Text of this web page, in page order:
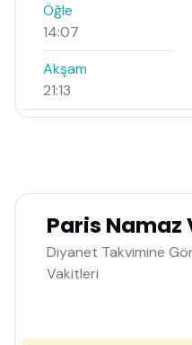
Öğle
14:07
Akşam
21:13
Paris
Diyanet Takvimine
Vakitleri